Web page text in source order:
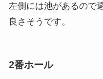
左側には池があるので
良さそうです。
2番ホール